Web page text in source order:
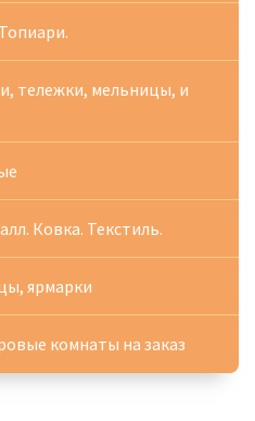
тележки, мельницы, и
Ковка. Текстиль.
ярмарки
комнаты на заказ